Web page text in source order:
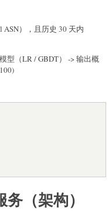
ASN），且历史 30 天内
型（LR / GBDT） -> 输出概
（架构）